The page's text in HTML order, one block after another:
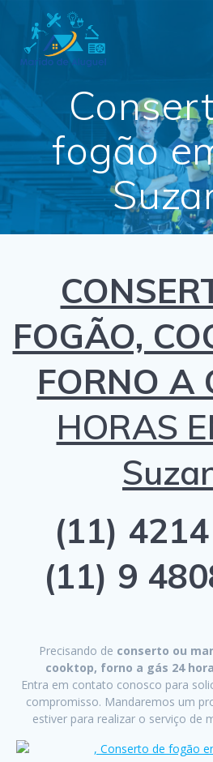
fogão
FOGÃO,
FORNO A
HORAS
(11)
(11) 9
Precisando de conserto ou
cooktop, forno a gás 24
Entra em contato conosco para
compromisso. Mandaremos um
estiver para realizar o serviço de